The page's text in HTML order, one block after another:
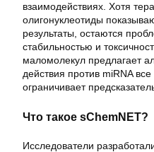
взаимодействиях. Хотя
олигонуклеотиды
результаты, остаются
стабильностью и
маломолекул предлагает
действия против miRNA
ограничивает
Что такое sChemNET?
Исследователи